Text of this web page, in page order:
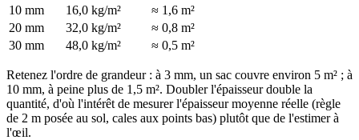
10 mm
16,0 kg/m²
≈ 1,6 m²
20 mm
32,0 kg/m²
≈ 0,8 m²
30 mm
48,0 kg/m² ≈ 0,5 m²
Retenez l'ordre de grandeur : à 3 mm, un sac couvre environ 5 m² ; à
10 mm, à peine plus de 1,5 m². Doubler l'épaisseur double la
quantité, d'où l'intérêt de mesurer l'épaisseur moyenne réelle (règle
de 2 m posée au sol, cales aux points bas) plutôt que de l'estimer à
l'œil.